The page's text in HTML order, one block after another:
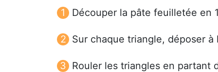
Découper la pâte feuilletée en
Sur chaque triangle, déposer
Rouler les triangles en partant